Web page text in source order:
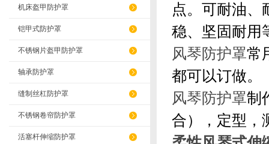
机床盔甲防护罩
铠甲式防护罩
不锈钢片盔甲防护罩
轴承防护罩
缝制丝杠防护罩
不锈钢卷帘防护罩
活塞杆伸缩防护罩
点。可耐油、
稳、坚固耐用
风琴防护罩常
都可以订做。
风琴防护罩制
合），定型，